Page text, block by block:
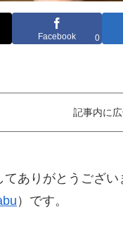
Facebook 0
記事内に
ありがとうござい
）です。